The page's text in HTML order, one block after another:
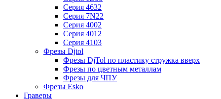
Серия 4632
Серия 7N22
Серия 4002
Серия 4012
Серия 4103
Фрезы Djtol
Фрезы DjTol по пластику стружка вверх
Фрезы по цветным металлам
Фрезы для ЧПУ
Фрезы Esko
Граверы